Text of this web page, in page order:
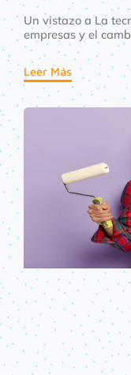
Un vistazo a La
empresas y el
Leer Más